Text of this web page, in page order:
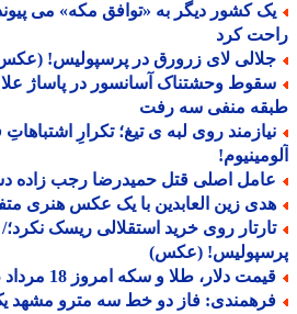
کشور دیگر به «توافق مکه» می پیوندد|
کرد
لای زرورق در پرسپولیس! (عکس)
وحشتناک آسانسور در پاساژ
منفی سه رفت
روی لبه ی تیغ؛ تکرارِ اشتباهاتِ
اصلی قتل حمیدرضا رجب زاده
زین العابدین با یک عکس هنری
روی خرید استقلالی ریسک نکرد؛/
(عکس)
دلار، طلا و سکه امروز 18 مرداد 1405
فاز دو خط سه مترو مشهد یک تا